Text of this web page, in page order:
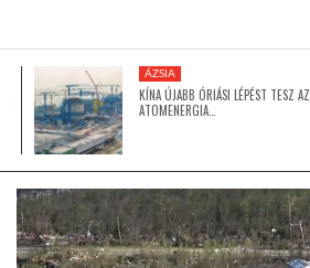
GLOBOTV BP
HÍR3D
ÁZSIA
KÍNA ÚJABB ÓRIÁSI LÉPÉST TESZ AZ
ATOMENERGIA…